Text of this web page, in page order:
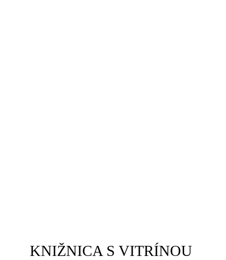
KNIŽNICA S VITRÍNOU